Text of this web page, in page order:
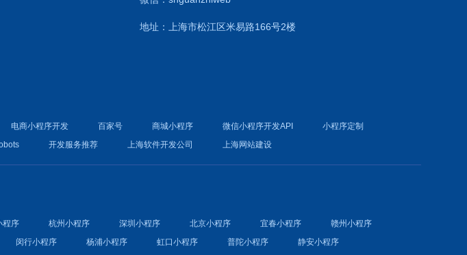
地址：上海市松江区米易路166号2楼
电商小程序开发 百家号 商城小程序 微信小程序开发API
小程序定制
开发服务推荐 上海软件开发公司 上海网站建设
程序 杭州小程序 深圳小程序 北京小程序 宜春小程序
赣州小程序
闵行小程序 杨浦小程序 虹口小程序 普陀小程序 静安小程序